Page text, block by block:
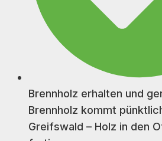
Brennholz erhalten und
Brennholz kommt
Greifswald – Holz in den